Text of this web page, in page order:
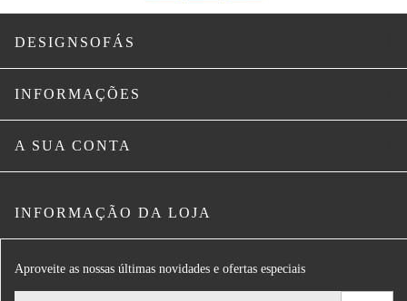
DESIGNSOFÁS
INFORMAÇÕES
A SUA CONTA
INFORMAÇÃO DA LOJA
Aproveite as nossas últimas novidades e ofertas especiais